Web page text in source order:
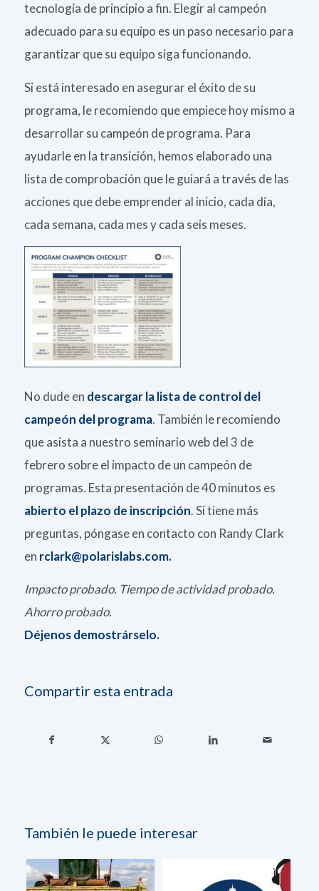
tecnología de principio a fin. Elegir al campeón
adecuado para su equipo es un paso necesario para
garantizar que su equipo siga funcionando.
Si está interesado en asegurar el éxito de su
programa, le recomiendo que empiece hoy mismo a
desarrollar su campeón de programa. Para
ayudarle en la transición, hemos elaborado una
lista de comprobación que le guiará a través de las
acciones que debe emprender al inicio, cada día,
cada semana, cada mes y cada seis meses.
No dude en descargar la lista de control del
campeón del programa. También le recomiendo
que asista a nuestro seminario web del 3 de
febrero sobre el impacto de un campeón de
programas. Esta presentación de 40 minutos es
abierto el plazo de inscripción. Si tiene más
preguntas, póngase en contacto con Randy Clark
en rclark@polarislabs.com.
Impacto probado. Tiempo de actividad probado.
Ahorro probado.
Déjenos demostrárselo.
Compartir esta entrada
También le puede interesar